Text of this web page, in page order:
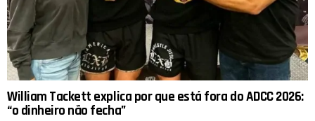
William Tackett explica por que está fora do ADCC 2026:
“o dinheiro não fecha”